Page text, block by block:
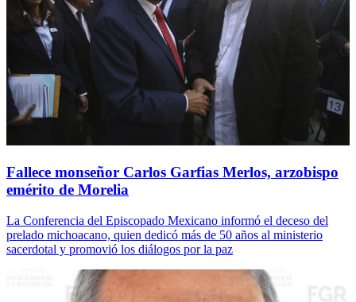
Fallece monseñor Carlos Garfias Merlos, arzobispo
emérito de Morelia
La Conferencia del Episcopado Mexicano informó el deceso del
prelado michoacano, quien dedicó más de 50 años al ministerio
sacerdotal y promovió los diálogos por la paz